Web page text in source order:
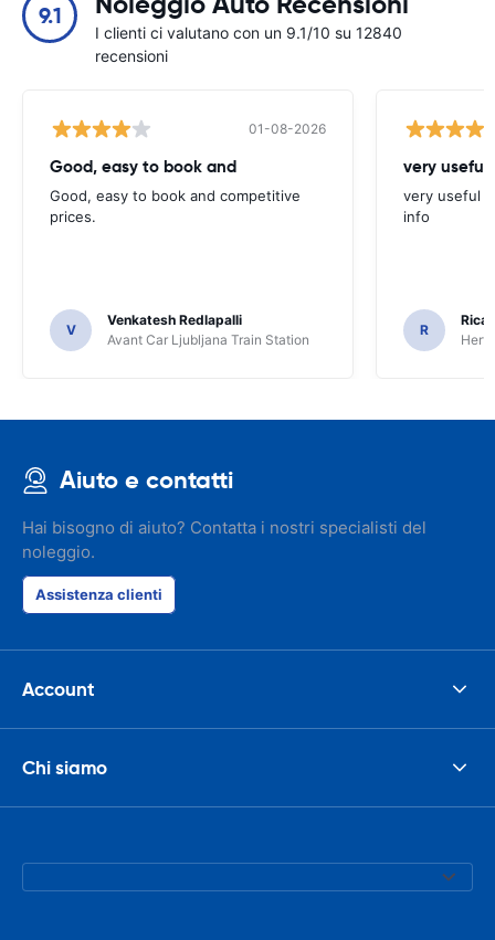
9.1
I clienti ci valutano con un 9.1/10 su 12840
recensioni
01-08-2026
Good, easy to book and
Good, easy to book and competitive
prices.
V
Venkatesh Redlapalli
Avant Car Ljubljana Train Station
very useful
very useful
info
R
Aiuto e contatti
Hai bisogno di aiuto? Contatta i nostri specialisti del
noleggio.
Assistenza clienti
Account
Chi siamo